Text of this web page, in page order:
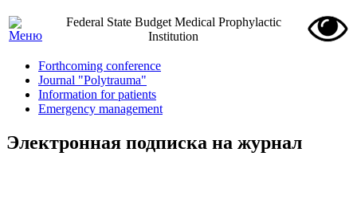
Federal State Budget Medical Prophylactic
Institution
Forthcoming conference
Journal "Polytrauma"
Information for patients
Emergency management
Электронная подписка на журнал